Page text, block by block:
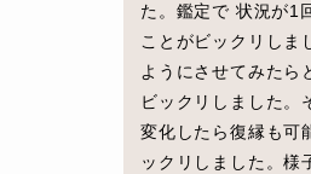
た。鑑定で 状況が1
ことがビックリしま
ようにさせてみたら
ビックリしました。
変化したら復縁も可
ックリしました。様